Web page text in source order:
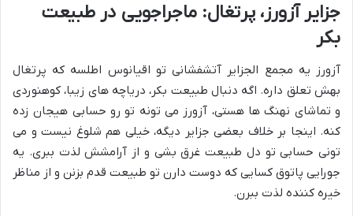
جزایر آزورز، پرتغال: ماجراجویی در طبیعت
بکر
آزورز یه مجمع الجزایر آتشفشانی تو اقیانوس اطلسه که پرتغال
بهش تعلق داره. اگه دنبال طبیعت بکر، دریاچه های زیبا، کوهنوردی
و تماشای نهنگ ها هستی، آزورز می تونه تو رو حسابی هیجان زده
کنه. اینجا بر خلاف بعضی جزایر دیگه، خیلی هم شلوغ نیست و می
تونی حسابی تو دل طبیعت غرق بشی و از آرامشش لذت ببری. یه
جورایی پاتوق کسایی که دوست دارن تو طبیعت قدم بزنن و از مناظر
خیره کننده لذت ببرن.